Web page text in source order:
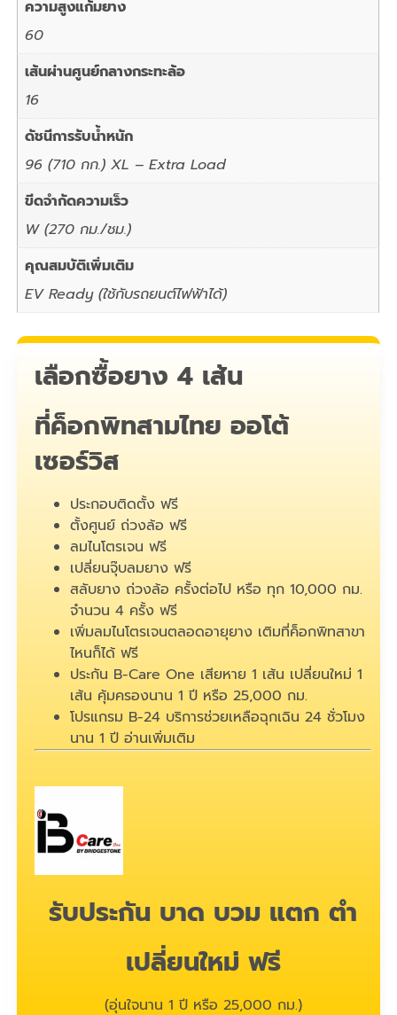
ความสูงแก้มยาง
60
เส้นผ่านศูนย์กลางกระทะล้อ
16
ดัชนีการรับน้ำหนัก
96 (710 กก.) XL – Extra Load
ขีดจำกัดความเร็ว
W (270 กม./ชม.)
คุณสมบัติเพิ่มเติม
EV Ready (ใช้กับรถยนต์ไฟฟ้าได้)
เลือกซื้อยาง 4 เส้น
ที่ค็อกพิทสามไทย ออโต้
เซอร์วิส
ประกอบติดตั้ง ฟรี
ตั้งศูนย์ ถ่วงล้อ ฟรี
ลมไนโตรเจน ฟรี
เปลี่ยนจุ๊บลมยาง ฟรี
สลับยาง ถ่วงล้อ ครั้งต่อไป หรือ ทุก 10,000 กม.
จำนวน 4 ครั้ง ฟรี
เพิ่มลมไนโตรเจนตลอดอายุยาง เติมที่ค็อกพิทสาขา
ไหนก็ได้ ฟรี
ประกัน B-Care One เสียหาย 1 เส้น เปลี่ยนใหม่ 1
เส้น คุ้มครองนาน 1 ปี หรือ 25,000 กม.
โปรแกรม B-24 บริการช่วยเหลือฉุกเฉิน 24 ชั่วโมง
นาน 1 ปีอ่านเพิ่มเติม
รับประกัน บาด บวม แตก ตำ
เปลี่ยนใหม่ ฟรี
(อุ่นใจนาน 1 ปี หรือ 25,000 กม.)